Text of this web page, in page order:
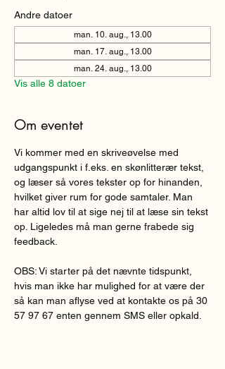
Andre datoer
man. 10. aug., 13.00
man. 17. aug., 13.00
man. 24. aug., 13.00
Vis alle 8 datoer
Om eventet
Vi kommer med en skriveøvelse med
udgangspunkt i f.eks. en skønlitterær tekst,
og læser så vores tekster op for hinanden,
hvilket giver rum for gode samtaler. Man
har altid lov til at sige nej til at læse sin tekst
op. Ligeledes må man gerne frabede sig
feedback.
OBS: Vi starter på det nævnte tidspunkt,
hvis man ikke har mulighed for at være der
så kan man aflyse ved at kontakte os på 30
57 97 67 enten gennem SMS eller opkald.